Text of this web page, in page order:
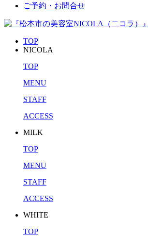
ご予約・お問合せ
TOP
NICOLA
TOP
MENU
STAFF
ACCESS
MILK
TOP
MENU
STAFF
ACCESS
WHITE
TOP